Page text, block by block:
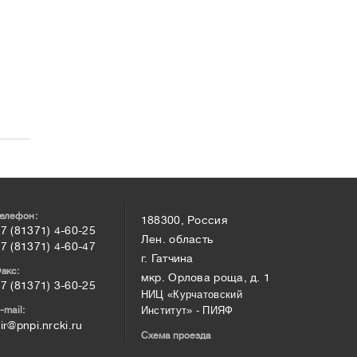
(81371) 4-60-25
(81371) 4-60-47
(81371) 3-60-25
mail:
188300, Россия
Лен. область
г. Гатчина
мкр. Орлова роща, д. 1
НИЦ «Курчатовский
Институт» - ПИЯФ
Схема проезда